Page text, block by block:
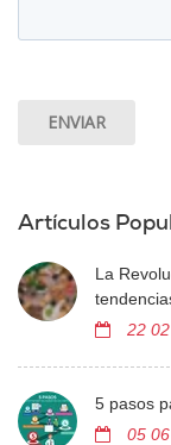
Artículos
La
22
5 pasos
05